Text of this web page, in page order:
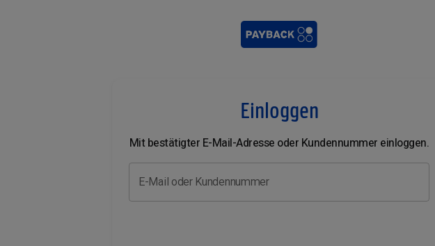
Einloggen
Mit bestätigter E-Mail-Adresse oder Kundennummer einloggen.
E-Mail oder Kundennummer